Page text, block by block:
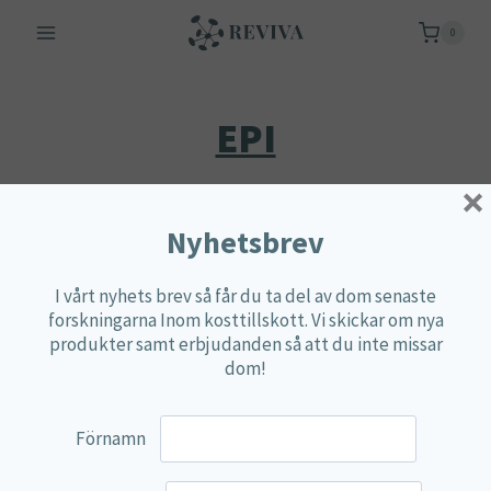
0
EPI
Nyhetsbrev
I vårt nyhets brev så får du ta del av dom senaste
forskningarna Inom kosttillskott. Vi skickar om nya
produkter samt erbjudanden så att du inte missar
dom!
Förnamn
×